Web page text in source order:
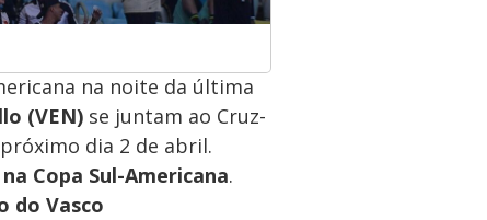
na noite da última
(VEN) se juntam ao Cruz-
dia 2 de abril.
Copa Sul-Americana.
do Vasco